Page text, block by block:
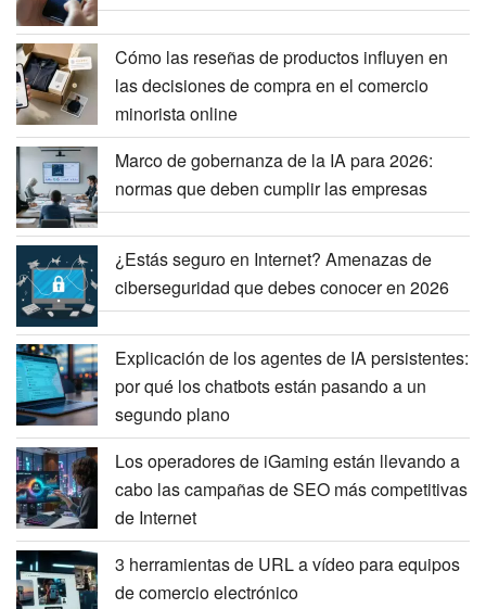
Cómo las reseñas de productos influyen en
las decisiones de compra en el comercio
minorista online
Marco de gobernanza de la IA para 2026:
normas que deben cumplir las empresas
¿Estás seguro en Internet? Amenazas de
ciberseguridad que debes conocer en 2026
Explicación de los agentes de IA persistentes:
por qué los chatbots están pasando a un
segundo plano
Los operadores de iGaming están llevando a
cabo las campañas de SEO más competitivas
de Internet
3 herramientas de URL a vídeo para equipos
de comercio electrónico